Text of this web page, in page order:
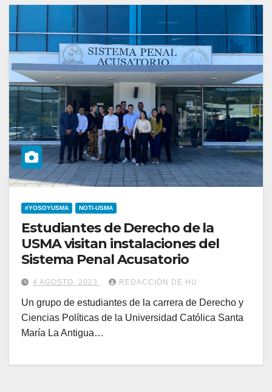
#YOSOYUSMA NOTI-USMA
Estudiantes de Derecho de la
USMA visitan instalaciones del
Sistema Penal Acusatorio
4 AGOSTO, 2023 REDACCIÓN DE HU
Un grupo de estudiantes de la carrera de Derecho y
Ciencias Políticas de la Universidad Católica Santa
María La Antigua…